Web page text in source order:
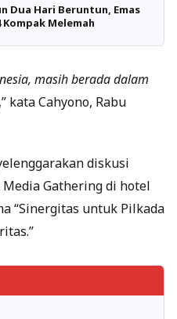
Dua Hari Beruntun, Emas
Kompak Melemah
masih berada dalam
,” kata Cahyono, Rabu
diskusi
Gathering di hotel
“Sinergitas untuk Pilkada